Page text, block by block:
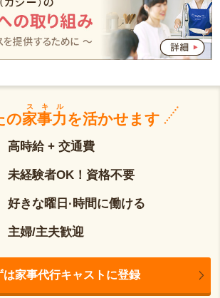
の家事力
スキル
を活かせます
高時給 + 交通費
未経験者OK！資格不要
好きな曜日·時間に働ける
主婦/主夫歓迎
は家事代行キャストに登録